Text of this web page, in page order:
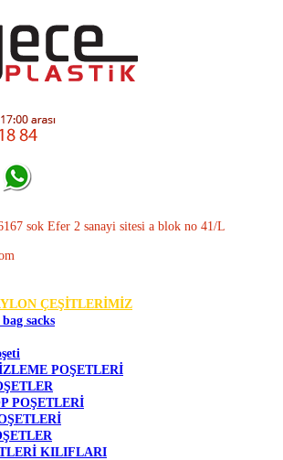
sok Efer 2 sanayi sitesi a blok no 41/L
ÇEŞİTLERİMİZ
sacks
POŞETLERİ
POŞETLERİ
KILIFLARI